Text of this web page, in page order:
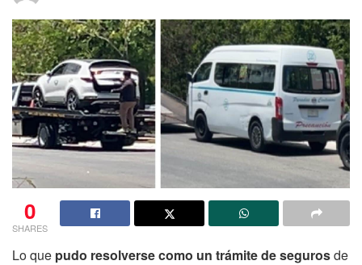
0
SHARES
Lo que pudo resolverse como un trámite de segurosde